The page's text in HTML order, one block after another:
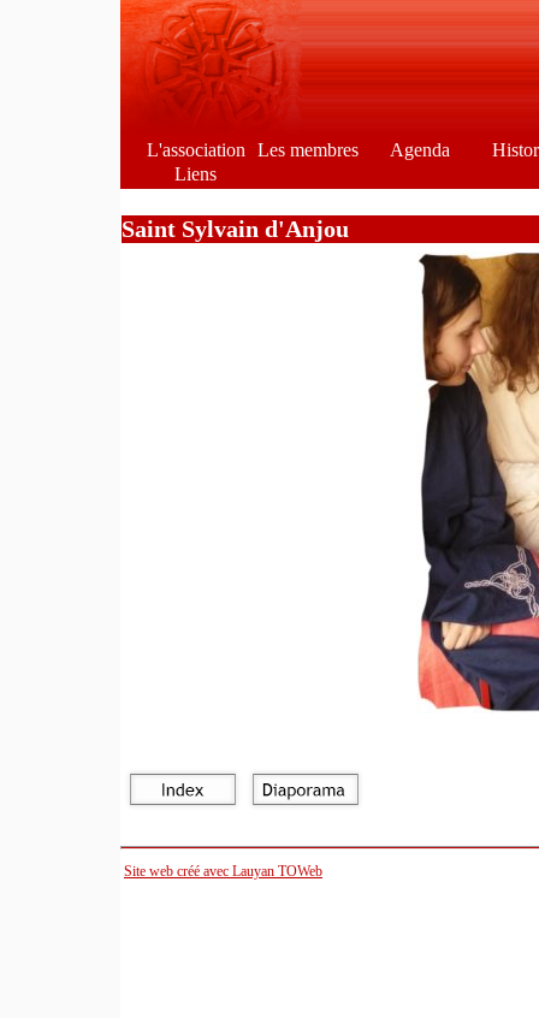
L'association Les membres Agenda
Liens
Saint Sylvain d'Anjou
Site web créé avec Lauyan TOWeb